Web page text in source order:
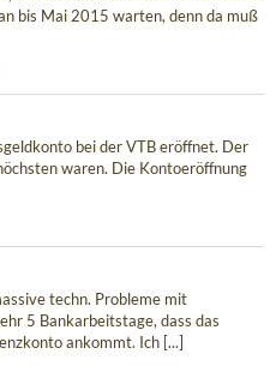
bis Mai 2015 warten, denn da muß
bei der VTB eröffnet. Der
waren. Die Kontoeröffnung
techn. Probleme mit
5 Bankarbeitstage, dass das
ankommt. Ich [...]